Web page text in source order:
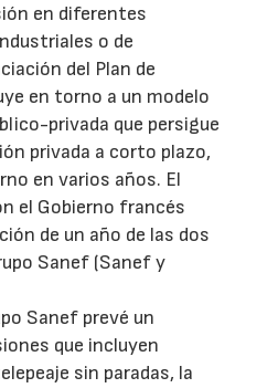
en diferentes
o de
del Plan de
en torno a un modelo
privada que persigue
privada a corto plazo,
en varios años. El
el Gobierno francés
de un año de las dos
Sanef (Sanef y
Sanef prevé un
que incluyen
sin paradas, la